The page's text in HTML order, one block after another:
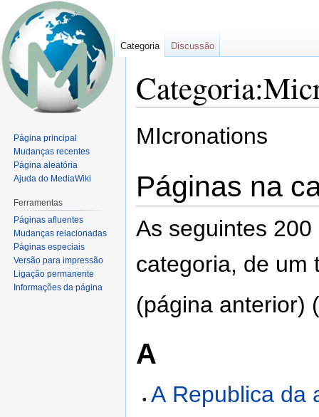
para
para
MIcronations
Páginas na
As seguintes
categoria, de um
(página anterior)
A
A Republica da
Categoria Discussão
Página principal
Mudanças recentes
Página aleatória
Ajuda do MediaWiki
Ferramentas
Páginas afluentes
Mudanças relacionadas
Páginas especiais
Versão para impressão
Ligação permanente
Informações da página